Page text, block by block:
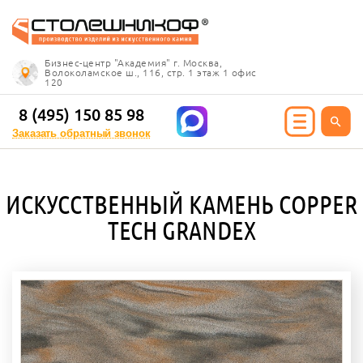
Бизнес-центр "Академия" г. Москва,
Волоколамское ш., 116, стр. 1 этаж 1 офис
120
8 (495) 150 85 98
Заказать обратный звонок
Info@stoleshnikof.ru
8 (495) 150 85 98
Заказать обратный
столешницы
под дерево
под мрамор
ИСКУССТВЕННЫЙ КАМЕНЬ COPPER
TECH GRANDEX